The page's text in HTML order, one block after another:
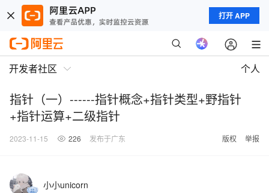
打开 APP
开发者社区 个人
指针（一）------指针概念+指针类型+野指针
+指针运算+二级指针
2023-11-15 226 发布于广东 版权 举报
小小unicorn